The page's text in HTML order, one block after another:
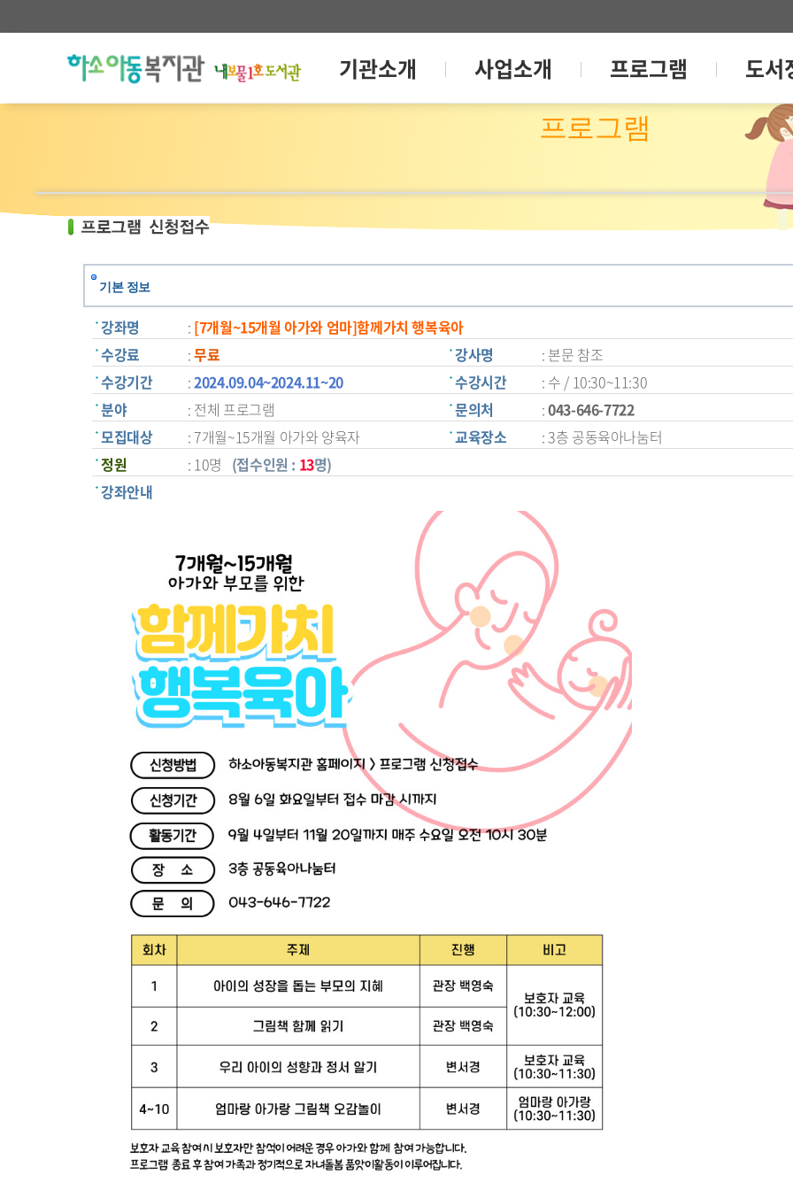
기관소개 사업소개 프로그램
도서
프로그램
기본 정보
강좌명 : [7개월~15개월 아가와 엄마]함께가치 행복육아
수강료
:무료
수강기간
:2024.09.04~2024.11~20
분야
: 전체 프로그램
모집대상
: 7개월~15개월 아가와 양육자
강사명
: 본문 참조
수강시간
: 수 / 10:30~11:30
문의처
:043-646-7722
교육장소
: 3층 공동육아나눔터
정원
: 10명 (접수인원 : 13명)
강좌안내